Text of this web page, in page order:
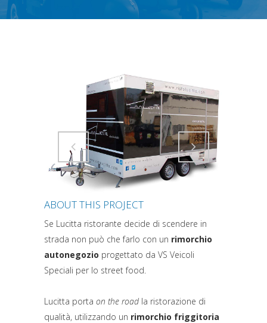
Attiva comando Attiva comando
ABOUT THIS PROJECT
Se Lucitta ristorante decide di scendere in
strada non può che farlo con un rimorchio
autonegozio progettato da VS Veicoli
Speciali per lo street food.
Lucitta porta on the road la ristorazione di
qualità, utilizzando un rimorchio friggitoria